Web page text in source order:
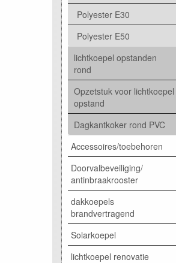
Polyester E30
Polyester E50
lichtkoepel opstanden
rond
Opzetstuk voor lichtkoepel
opstand
Dagkantkoker rond PVC
Accessoires/toebehoren
Doorvalbeveiliging/
antinbraakrooster
dakkoepels
brandvertragend
Solarkoepel
lichtkoepel renovatie